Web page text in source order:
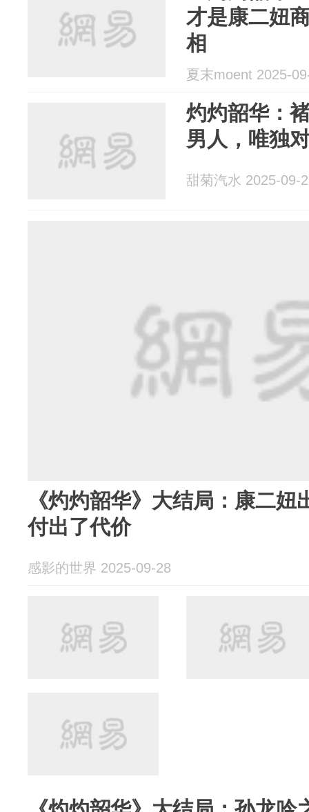
才是康二妞
相
夏末moent 2025-
灼灼韶华：
男人，唯独
甜菊汽水 2025-09-
《灼灼韶华》大结局：康二
付出了代价
感影的世界 2025-09-28